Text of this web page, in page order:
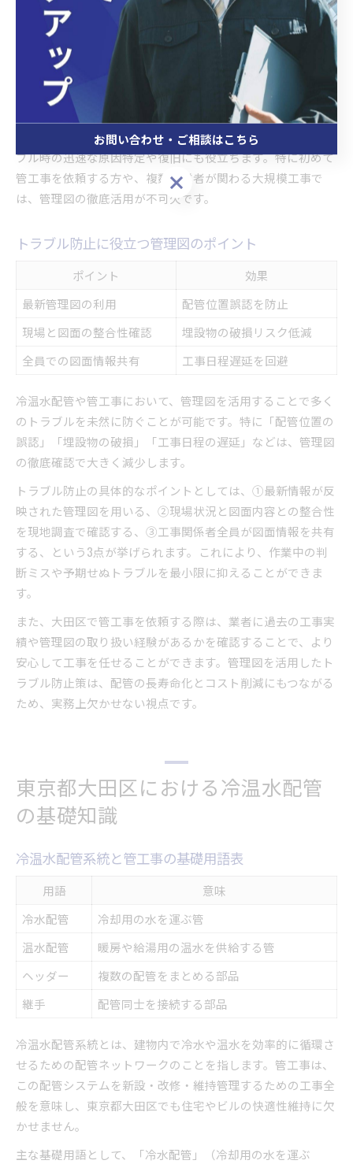
例えば、大田区で実際にあった事例として、配管位置を事前
に確認せずに工事を進めた結果、既存の水道管を損傷し復旧
に時間と費用がかかったケースがあります。逆に、管理図を
活用した現場では、配管経路の把握や事前調査が徹底され、
スムーズかつ安全に工事が完了しています。
管理図の存在は、業者や施主双方の安心感につながり、トラ
ブル時の迅速な原因特定や復旧にも役立ちます。特に初めて
管工事を依頼する方や、複数の業者が関わる大規模工事で
は、管理図の徹底活用が不可欠です。
トラブル防止に役立つ管理図のポイント
ポイント
効果
最新管理図の利用
配管位置誤認を防止
現場と図面の整合性確認
埋設物の破損リスク低減
全員での図面情報共有
工事日程遅延を回避
冷温水配管や管工事において、管理図を活用することで多く
のトラブルを未然に防ぐことが可能です。特に「配管位置の
誤認」「埋設物の破損」「工事日程の遅延」などは、管理図
の徹底確認で大きく減少します。
トラブル防止の具体的なポイントとしては、①最新情報が反
映された管理図を用いる、②現場状況と図面内容との整合性
を現地調査で確認する、③工事関係者全員が図面情報を共有
する、という3点が挙げられます。これにより、作業中の判
断ミスや予期せぬトラブルを最小限に抑えることができま
す。
また、大田区で管工事を依頼する際は、業者に過去の工事実
績や管理図の取り扱い経験があるかを確認することで、より
安心して工事を任せることができます。管理図を活用したト
ラブル防止策は、配管の長寿命化とコスト削減にもつながる
ため、実務上欠かせない視点です。
東京都大田区における冷温水配管
の基礎知識
冷温水配管系統と管工事の基礎用語表
用語
意味
冷水配管
冷却用の水を運ぶ管
温水配管
暖房や給湯用の温水を供給する管
ヘッダー
複数の配管をまとめる部品
継手
配管同士を接続する部品
冷温水配管系統とは、建物内で冷水や温水を効率的に循環さ
せるための配管ネットワークのことを指します。管工事は、
この配管システムを新設・改修・維持管理するための工事全
般を意味し、東京都大田区でも住宅やビルの快適性維持に欠
かせません。
主な基礎用語として、「冷水配管」（冷却用の水を運ぶ
お問い合わせ・ご相談はこちら
お問い合わせ・ご相談はこちら